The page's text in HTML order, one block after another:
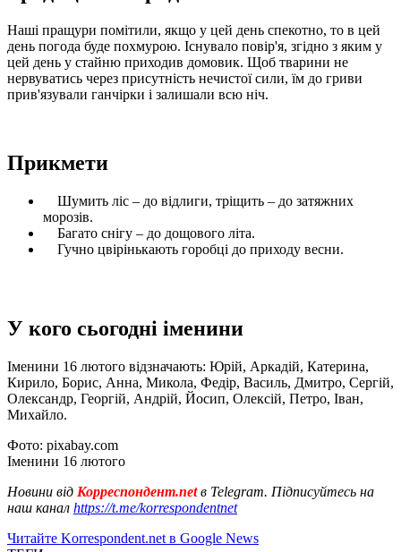
Наші пращури помітили, якщо у цей день спекотно, то в цей
день погода буде похмурою. Існувало повір'я, згідно з яким у
цей день у стайню приходив домовик. Щоб тварини не
нервуватись через присутність нечистої сили, їм до гриви
прив'язували ганчірки і залишали всю ніч.
Прикмети
Шумить ліс – до відлиги, тріщить – до затяжних
морозів.
Багато снігу – до дощового літа.
Гучно цвірінькають горобці до приходу весни.
У кого сьогодні іменини
Іменини 16 лютого відзначають: Юрій, Аркадій, Катерина,
Кирило, Борис, Анна, Микола, Федір, Василь, Дмитро, Сергій,
Олександр, Георгій, Андрій, Йосип, Олексій, Петро, ​​Іван,
Михайло.
Фото: pixabay.com
Іменини 16 лютого
Новини від Корреспондент.netв Telegram. Підписуйтесь на
наш канал https://t.me/korrespondentnet
Читайте Korrespondent.net в Google News